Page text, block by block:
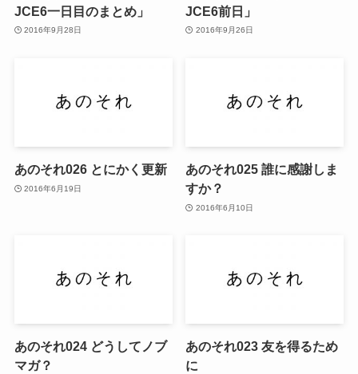
JCE6一日目のまとめ」
2016年9月28日
JCE6前日」
2016年9月26日
あのそれ026 とにかく更新
2016年6月19日
あのそれ025 誰に感謝しま
すか？
2016年6月10日
あのそれ024 どうしてノブ
マガ？
あのそれ023 友を得るため
に